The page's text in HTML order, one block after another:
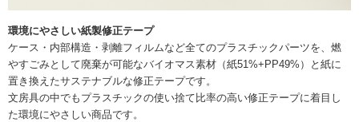
環境にやさしい紙製修正テープ
ケース・内部構造・剥離フィルムなど全てのプラスチックパーツを、燃
やすごみとして廃棄が可能なバイオマス素材（紙51%+PP49%）と紙に
置き換えたサステナブルな修正テープです。
文房具の中でもプラスチックの使い捨て比率の高い修正テープに着目し
た環境にやさしい商品です。